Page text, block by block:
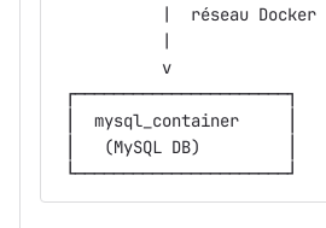
|  réseau Docker
           |
           v
┌──────────────────────┐
│  mysql_container     │
│   (MySQL DB)         │
└──────────────────────┘